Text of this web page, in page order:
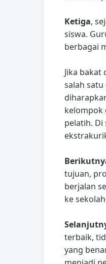
Ketiga,
siswa.
berbagai
Jika
salah
kelompok
pelatih.
tujuan,
berjalan
ke
terbaik,
yang